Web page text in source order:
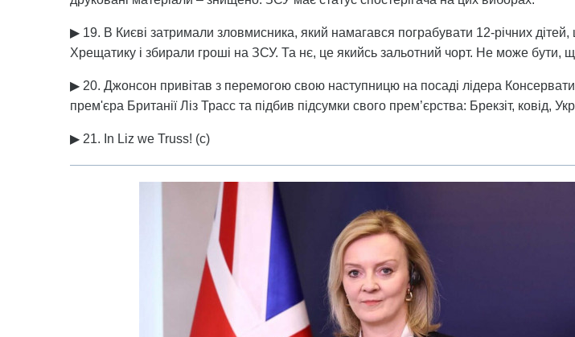
▶ 19. В Києві затримали зловмисника, який намагався пограбувати 12-річних
Хрещатику і збирали гроші на ЗСУ. Та нє, це якийсь зальотний чорт. Не може бути,
▶ 20. Джонсон привітав з перемогою свою наступницю на посаді лідера
прем'єра Британії Ліз Трасс та підбив підсумки свого прем’єрства: Брекзіт, ковід,
▶ 21. In Liz we Truss! (с)